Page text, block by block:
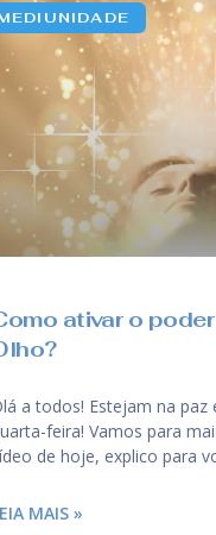
ativar o
a todos! Estejam na paz
feira! Vamos para
de hoje, explico para
MAIS »